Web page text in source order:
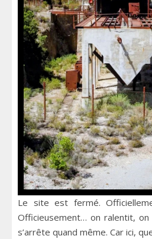
Le site est fermé.
Officieusement… on ralentit,
s’arrête quand même. Car ici,